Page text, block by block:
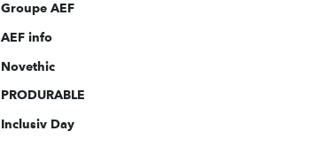
Groupe AEF
AEF info
Novethic
PRODURABLE
Inclusiv Day